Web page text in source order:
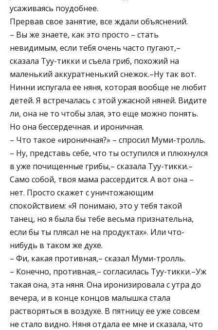
усаживаясь поудобнее.
Прервав свое занятие, все ждали объяснений.
– Вы же знаете, как это просто – стать
невидимым, если тебя очень часто пугают,–
сказала Туу-тикки и съела гриб, похожий на
маленький аккуратненький снежок.–Ну так вот.
Нинни испугала ее няня, которая вообще не любит
детей. Я встречалась с этой ужасной няней. Видите
ли, она не то чтобы злая, это еще можно понять.
Но она бессердечная. и ироничная.
– Что такое «ироничная?» – спросил Муми-тролль.
– Ну, представь себе, что ты оступился и плюхнулся
в уже почищенные грибы,– сказала Туу-тикки.–
Само собой, твоя мама рассердится. А вот она –
нет. Просто скажет с уничтожающим
спокойствием: «Я понимаю, это у тебя такой
танец, но я была бы тебе весьма признательна,
если бы ты плясал не на продуктах». Или что-
нибудь в таком же духе.
– Фи, какая противная,– сказал Муми-тролль.
– Конечно, противная,– согласилась Туу-тикки.–Уж
такая она, эта няня. Она иронизировала с утра до
вечера, и в конце концов малышка стала
растворяться в воздухе. В пятницу ее уже совсем
не стало видно. Няня отдала ее мне и сказала, что